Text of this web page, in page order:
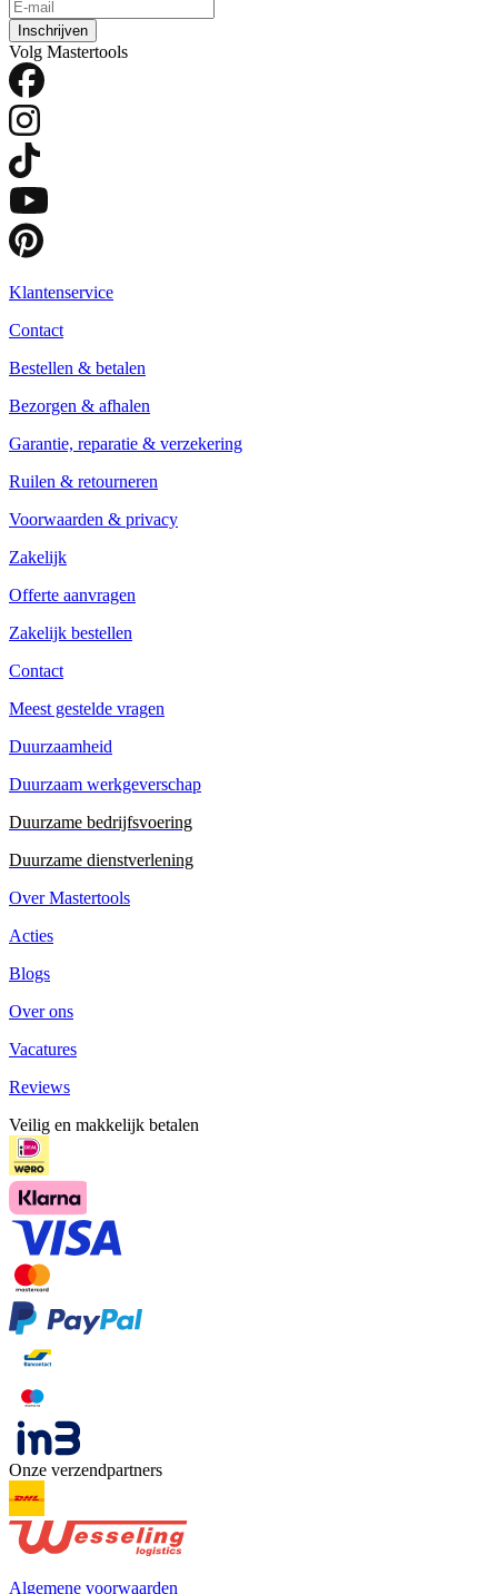
Inschrijven
Volg Mastertools
Klantenservice
Contact
Bestellen & betalen
Bezorgen & afhalen
Garantie, reparatie & verzekering
Ruilen & retourneren
Voorwaarden & privacy
Zakelijk
Offerte aanvragen
Zakelijk bestellen
Contact
Meest gestelde vragen
Duurzaamheid
Duurzaam werkgeverschap
Duurzame bedrijfsvoering
Duurzame dienstverlening
Over Mastertools
Acties
Blogs
Over ons
Vacatures
Reviews
Veilig en makkelijk betalen
Onze verzendpartners
Algemene voorwaarden